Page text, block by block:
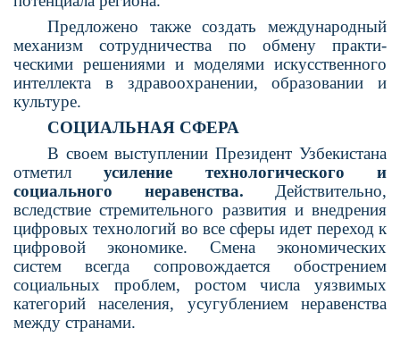
Предложено также создать международный
механизм сотрудничества по обмену практи­
ческими решениями и моделями искусствен­ного
интеллекта в здравоохранении, образова­нии и
культуре.
СОЦИАЛЬНАЯ СФЕРА
В своем выступлении Президент Узбеки­стана
отметилусиление технологического и
социального неравенства. Действительно,
вследствие стремительного развития и внедре­ния
цифровых технологий во все сферы идет переход к
цифровой экономике. Смена эконо­мических
систем всегда сопровождается обо­стрением
социальных проблем, ростом числа уязвимых
категорий населения, усугублением неравенства
между странами.